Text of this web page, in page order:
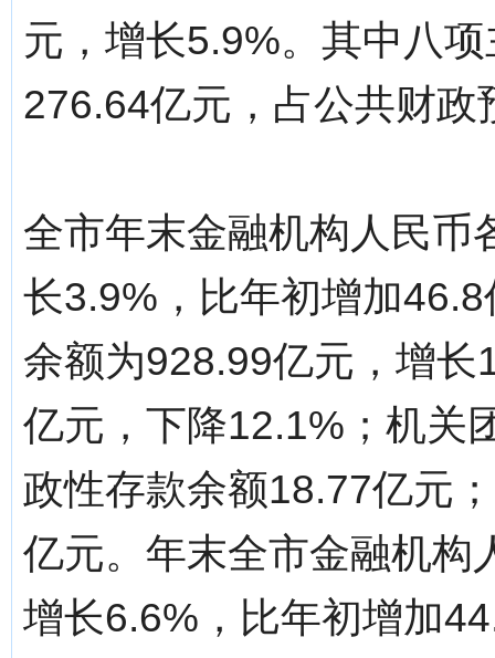
元，增长5.9%。其中八
276.64亿元，占公共财政
全市年末金融机构人民币
长3.9%，比年初增加
余额为928.99亿元，增
亿元，下降12.1%；机关
政性存款余额18.77亿元
亿元。年末全市金融机构
增长6.6%，比年初增加